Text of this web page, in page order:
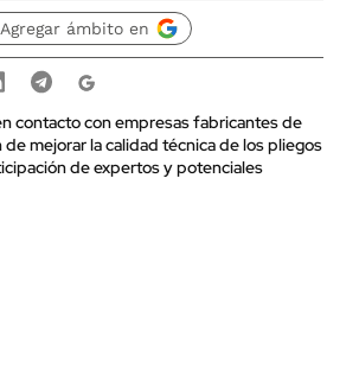
ámbito en
contacto con empresas fabricantes de
mejorar la calidad técnica de los pliegos
de expertos y potenciales